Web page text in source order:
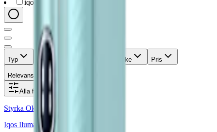
iqos
Typ Format Märke Pris
Relevans
Alla filter
Styrka Okänd · Övrigt
Iqos Iluma One Breeze Blue